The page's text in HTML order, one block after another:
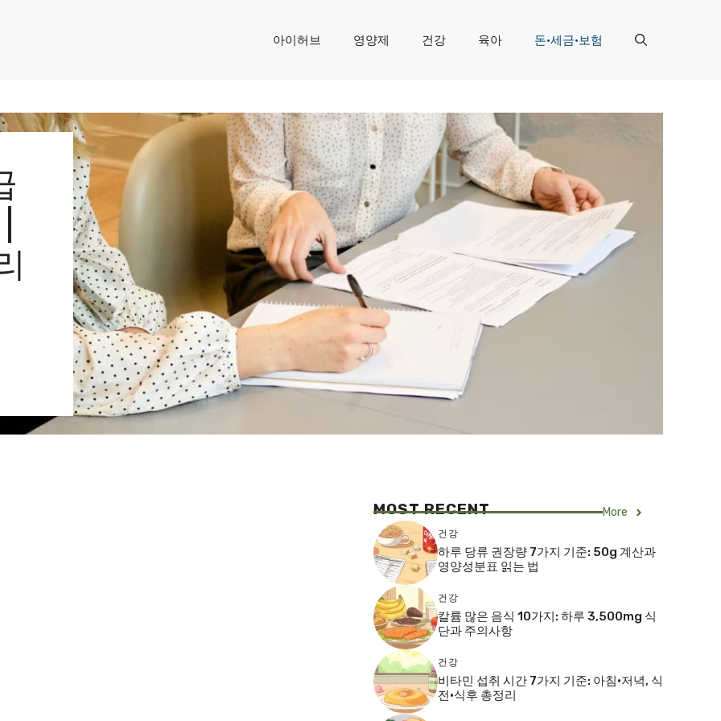
아이허브 영양제 건강 육아 돈·세금·보험
MOST RECENT More
건강
하루 당류 권장량 7가지 기준: 50g 계산과
영양성분표 읽는 법
건강
칼륨 많은 음식 10가지: 하루 3,500mg 식
단과 주의사항
건강
비타민 섭취 시간 7가지 기준: 아침·저녁, 식
전·식후 총정리